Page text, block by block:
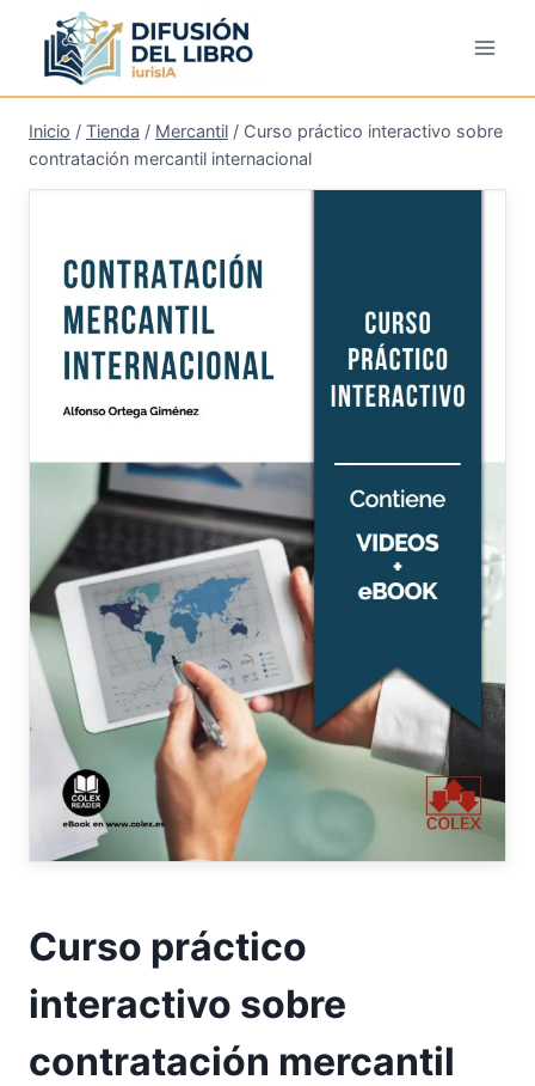
contenido
Inicio / Tienda / Mercantil / Curso práctico interactivo sobre
contratación mercantil internacional
Curso práctico
interactivo sobre
contratación mercantil